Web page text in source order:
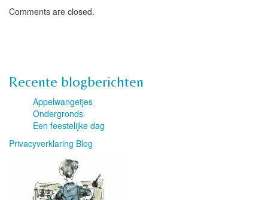
Comments are closed.
Recente blogberichten
Appelwangetjes
Ondergronds
Een feestelijke dag
Privacyverklaring Blog